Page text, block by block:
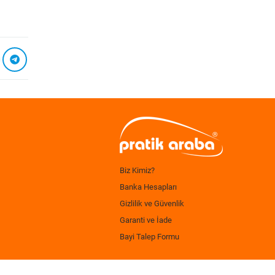
Biz Kimiz?
Banka Hesapları
Gizlilik ve Güvenlik
Garanti ve İade
Bayi Talep Formu